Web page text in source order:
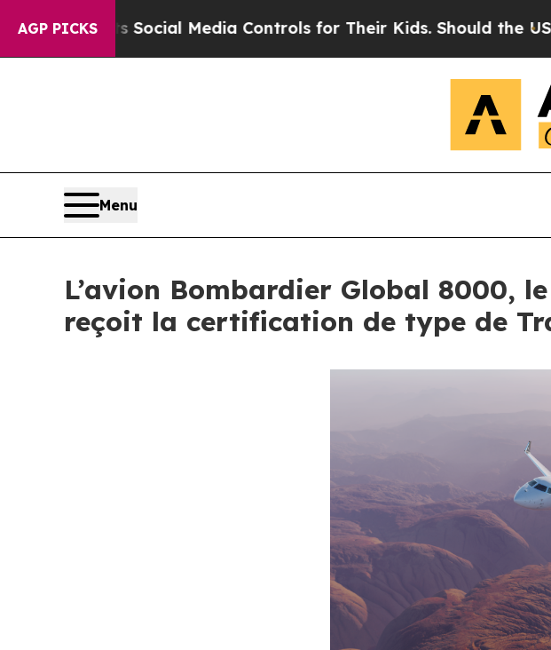
AGP PICKS
Social Media Controls for Their Kids. Should the US?The
Menu
L’avion Bombardier Global 8000,
reçoit la certification de type de